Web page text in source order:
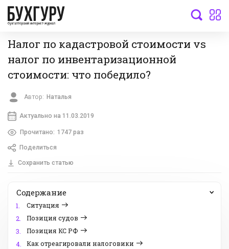
бухгалтерский интернет-журнал
Налог по кадастровой стоимости vs
налог по инвентаризационной
стоимости: что победило?
Автор: Наталья
Актуально на 11.03.2019
Прочитано: 1747 раз
Поделиться
Сохранить статью
Содержание
1.
Ситуация
2.
Позиция судов
3.
Позиция КС РФ
4.
Как отреагировали налоговики